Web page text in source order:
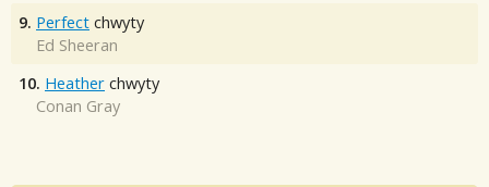
9. Perfect chwyty
Ed Sheeran
10. Heather chwyty
Conan Gray